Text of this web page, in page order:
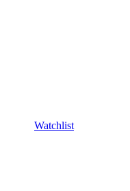
Watchlist